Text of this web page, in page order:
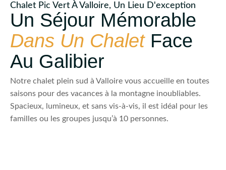
Chalet Pic Vert À Valloire, Un Lieu D'exception
Un Séjour Mémorable
Dans Un ChaletFace
Au Galibier
Notre chalet plein sud à Valloire vous accueille en toutes
saisons pour des vacances à la montagne inoubliables.
Spacieux, lumineux, et sans vis-à-vis, il est idéal pour les
familles ou les groupes jusqu’à 10 personnes.